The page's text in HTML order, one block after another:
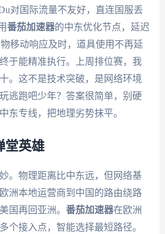
对国际流量不友好，直连国服丢
番茄加速器的中东优化节点，延迟
移动响应及时，道具使用不再延
于能精准执行。上周排位赛，我
。这不是技术突破，是网络环境
逃跑吧少年？答案很简单，别硬
东专线，把地理劣势抹平。
堂英雄
。物理距离比中东远，但网络基
洲本地运营商到中国的路由绕路
国再回亚洲。 番茄加速器在欧洲
个接入点，智能选择最短路径。